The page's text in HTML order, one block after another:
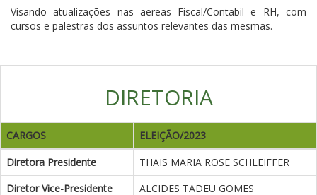
Visando atualizações nas aereas Fiscal/Contabil e RH, com
cursos e palestras dos assuntos relevantes das mesmas.
DIRETORIA
CARGOS
ELEIÇÃO/2023
Diretora Presidente
THAIS MARIA ROSE SCHLEIFFER
Diretor Vice-Presidente
ALCIDES TADEU GOMES